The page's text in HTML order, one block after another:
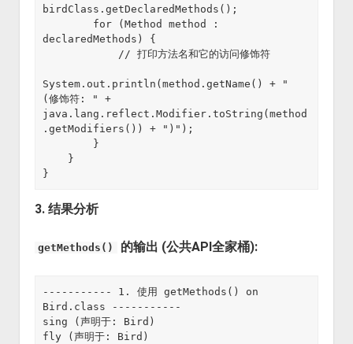
birdClass.getDeclaredMethods();
declaredMethods) {
System.out.println(method.getName() + "
(修饰符: " +
java.lang.reflect.Modifier.toString(method
.getModifiers()) + ")");
3. 结果分析
getMethods() 的输出 (公共API全家桶):
----------- 1. 使用 getMethods() on
Bird.class -----------
sing (声明于: Bird)
fly (声明于: Bird)